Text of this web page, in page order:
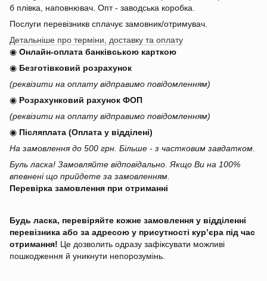
б плівка, наповнювач. Опт - заводська коробка.
Послуги перевізникв сплачує замовник/отримувач.
Детальніше про терміни, доставку та оплату
◉ Онлайн-оплата банківською карткою
◉ Безготівковий розрахунок
(реквізити на оплату відправимо повідомленням)
◉ Розрахунковий рахунок ФОП
(реквізити на оплату відправимо повідомленням)
◉ Післяплата (Оплата у відділені)
На замовлення до 500 грн. Більше - з частковим завдатком.
Буль ласка! Замовляйте відповідально. Якщо Ви на 100%
впевнені що прийдете за замовленням.
Перевірка замовлення при отриманні
Будь ласка, перевіряйте кожне замовлення у відділенні
перевізника або за адресою у присутності кур’єра під час
отримання! Це дозволить одразу зафіксувати можливі
пошкодження й уникнути непорозумінь.